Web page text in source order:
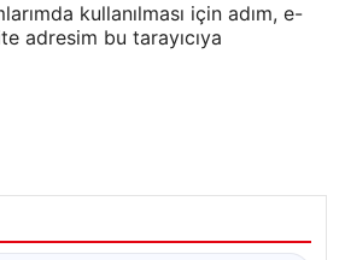
kullanılması için adım, e-
adresim bu tarayıcıya